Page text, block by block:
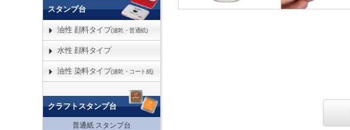
スタンプ台
油性 顔料タイプ(速乾・普通紙)
水性 顔料タイプ
油性 染料タイプ(速乾・コート紙)
クラフトスタンプ台
普通紙 スタンプ台